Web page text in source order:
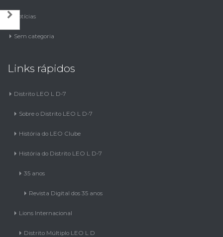
Notícias
Sem categoria
Links rápidos
Distrito LEO L D-7
Sobre o Distrito LEO L D-7
História do LEO Clube
História do Distrito LEO L D-7
35 anos
Revista Digital dos 35 anos
Lions Internacional
Distrito Múltiplo LEO L D